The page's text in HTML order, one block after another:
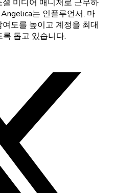
미디어 매니저로 근무하
는 인플루언서, 마
도를 높이고 계정을 최대
돕고 있습니다.